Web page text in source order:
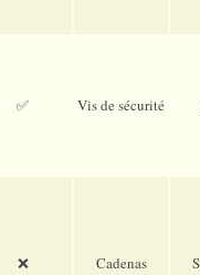
✅ Vis de sécurité
❌ Cadenas